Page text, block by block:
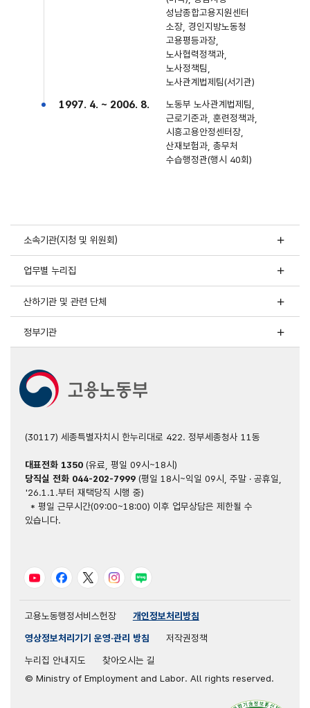
성남종합고용지원센터
소장, 경인지방노동청
고용평등과장,
노사협력정책과,
노사정책팀,
노사관계법제팀(서기관)
1997. 4. ~ 2006. 8.
노동부 노사관계법제팀,
근로기준과, 훈련정책과,
시흥고용안정센터장,
산재보험과, 총무처
수습행정관(행시 40회)
소속기관(지청 및 위원회)
업무별 누리집
산하기관 및 관련 단체
정부기관
(30117) 세종특별자치시 한누리대로 422. 정부세종청사 11동
대표전화 1350(유료, 평일 09시~18시)
당직실 전화 044-202-7999(평일 18시~익일 09시, 주말 · 공휴일,
'26.1.1.부터 재택당직 시행 중)
* 평일 근무시간(09:00~18:00) 이후 업무상담은 제한될 수
있습니다.
유튜브 페이스북트위터 인스타그램
블로그
고용노동행정서비스헌장
개인정보처리방침
영상정보처리기기 운영·관리 방침
저작권정책
누리집 안내지도
찾아오시는 길
© Ministry of Employment and Labor. All rights reserved.